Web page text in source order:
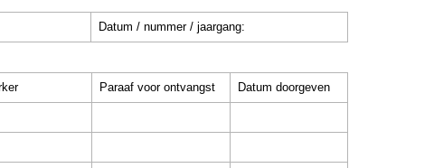
Datum / nummer / jaargang:
Paraaf voor ontvangst Datum doorgeven